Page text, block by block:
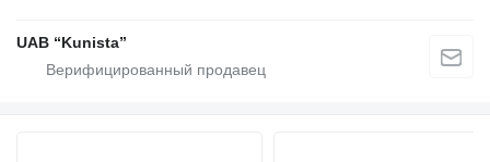
UAB “Kunista”